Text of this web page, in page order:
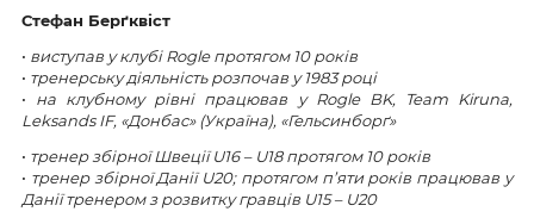
Стефан Берґквіст
• виступав у клубі Rogle протягом 10 років
• тренерську діяльність розпочав у 1983 році
• на клубному рівні працював у Rogle BK, Team Kiruna,
Leksands IF, «Донбас» (Україна), «Гельсинборґ»
• тренер збірної Швеції U16 – U18 протягом 10 років
• тренер збірної Данії U20; протягом п’яти років працював у
Данії тренером з розвитку гравців U15 – U20